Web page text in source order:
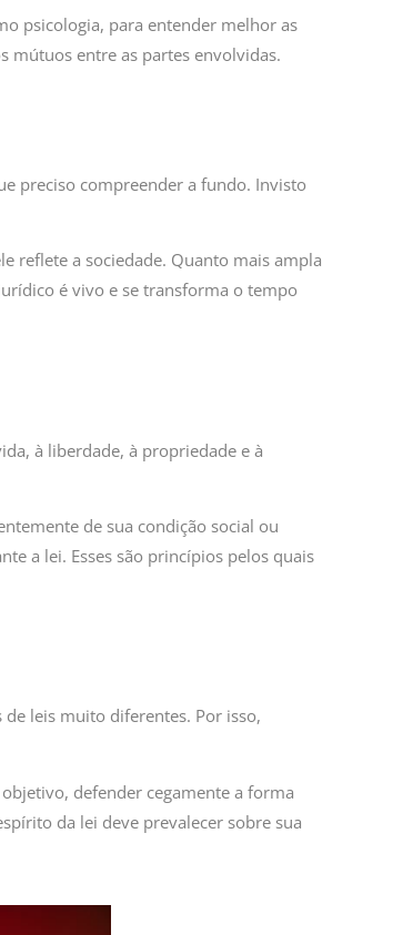
psicologia, para entender melhor as
mútuos entre as partes envolvidas.
preciso compreender a fundo. Invisto
reflete a sociedade. Quanto mais ampla
é vivo e se transforma o tempo
à liberdade, à propriedade e à
de sua condição social ou
a lei. Esses são princípios pelos quais
leis muito diferentes. Por isso,
defender cegamente a forma
da lei deve prevalecer sobre sua